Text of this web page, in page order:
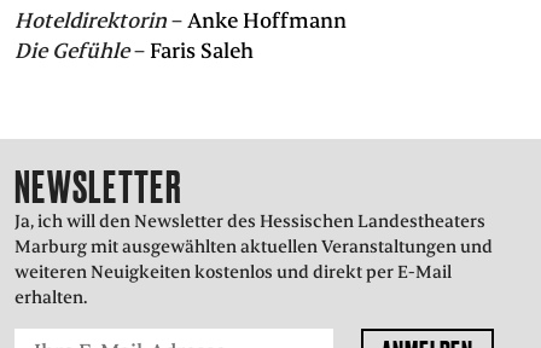
Hoteldirektorin–Anke Hoffmann
Die Gefühle– Faris Saleh
NEWSLETTER
Ja, ich will den Newsletter des Hessischen Landestheaters
Marburg mit ausgewählten aktuellen Veranstaltungen und
weiteren Neuigkeiten kostenlos und direkt per E-Mail
erhalten.